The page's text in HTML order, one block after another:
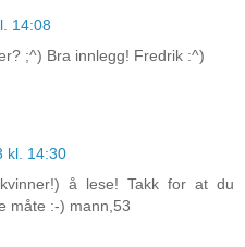
14:08
;^) Bra innlegg! Fredrik :^)
kl. 14:30
å lese! Takk for at du
måte :-) mann,53